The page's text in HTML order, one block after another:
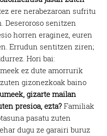
ere nerabezaroan sufritu
Deseroroso senitzen
horren eraginez, euren
Errudun sentitzen ziren;
Hori bai:
ez dute amorrurik
gizonezkoak baino
gizarte mailan
presioa, ezta? Familiak
pasatu zuten
dugu ze garairi buruz